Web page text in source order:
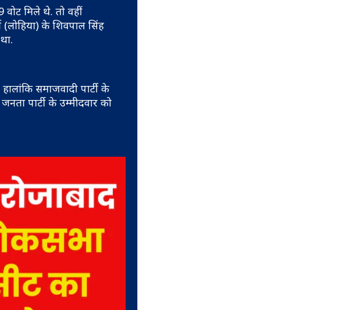
मिले थे. तो वहीं
(लोहिया) के शिवपाल सिंह
समाजवादी पार्टी के
पार्टी के उम्मीदवार को